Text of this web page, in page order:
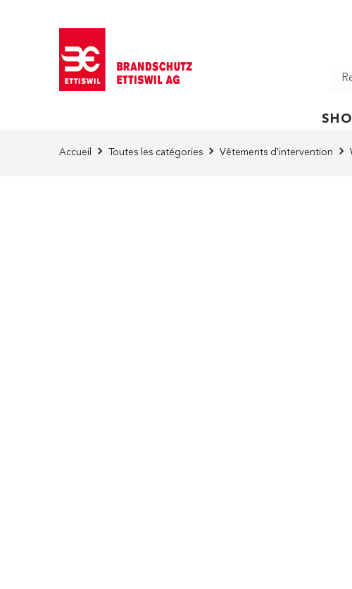
Accueil Toutes les catégories Vêtements d'intervention